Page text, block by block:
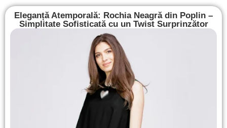
Eleganță Atemporală: Rochia Neagră din Poplin –
Simplitate Sofisticată cu un Twist Surprinzător